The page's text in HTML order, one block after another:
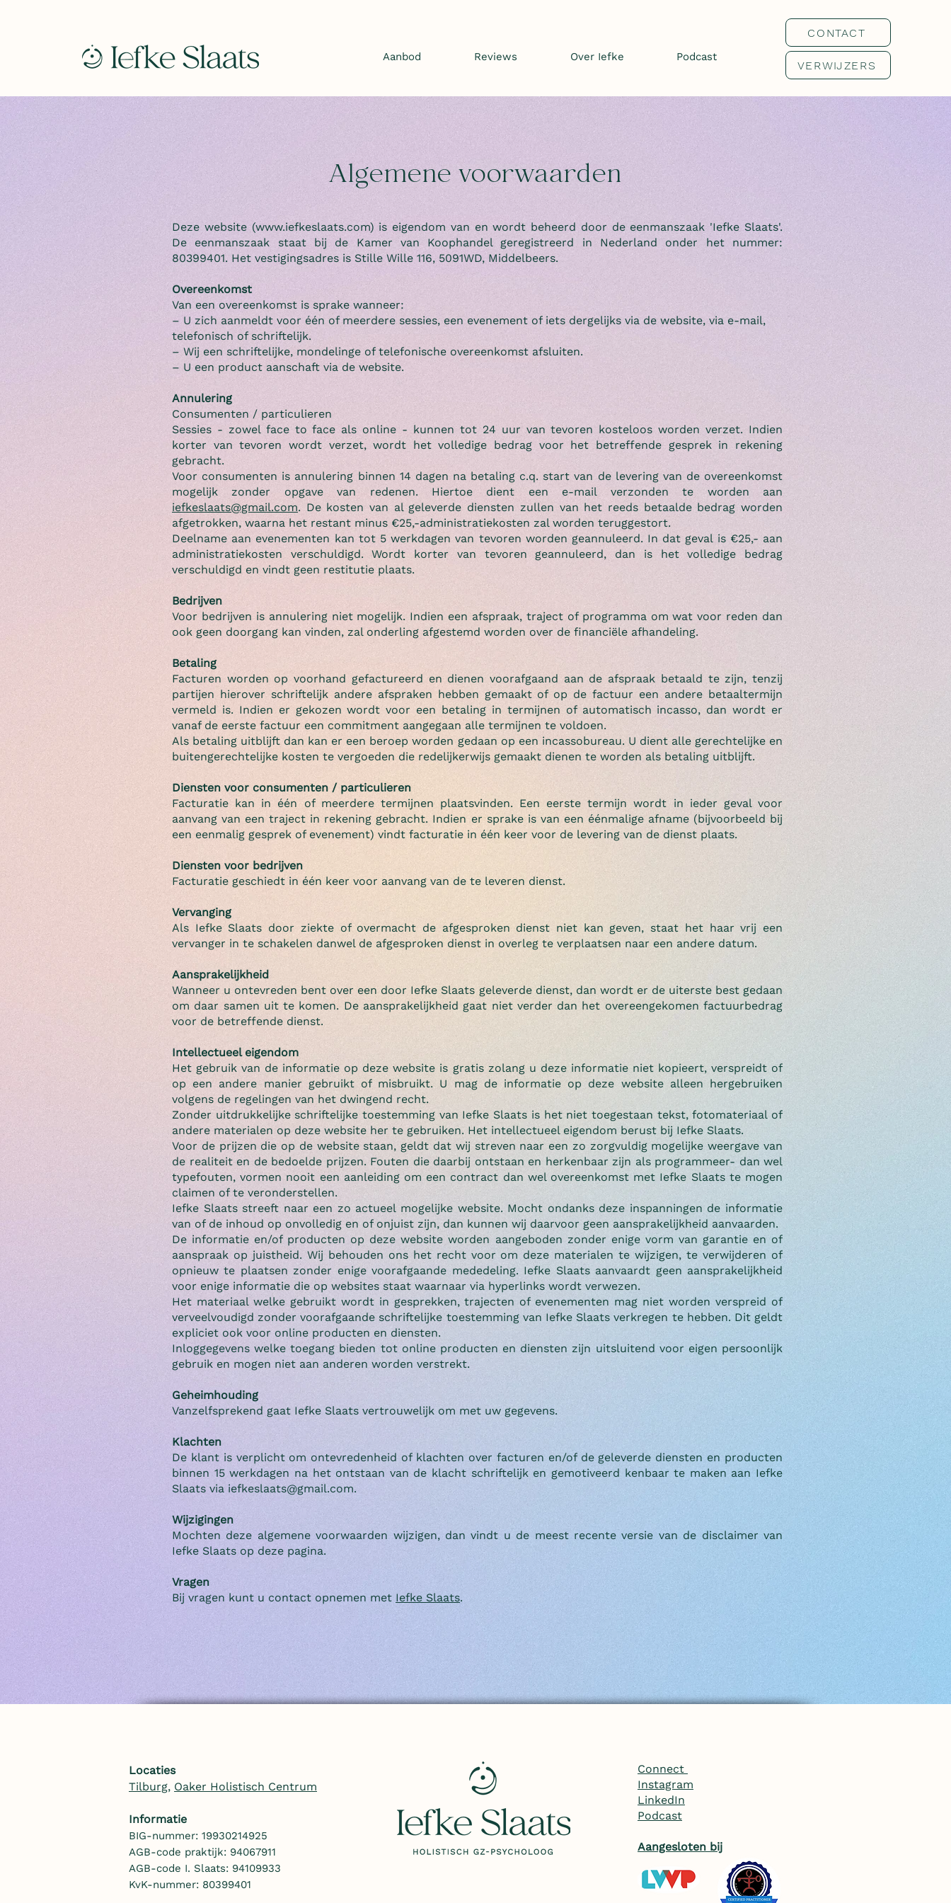
Aanbod Reviews Over Iefke Podcast
CONTACT
VERWIJZERS
Algemene voorwaarden
Deze website (www.iefkeslaats.com) is eigendom van en wordt beheerd door de eenmanszaak 'Iefke Slaats'.
De eenmanszaak staat bij de Kamer van Koophandel geregistreerd in Nederland onder het nummer:
80399401. Het vestigingsadres is Stille Wille 116, 5091WD, Middelbeers.
Overeenkomst
Van een overeenkomst is sprake wanneer:
– U zich aanmeldt voor één of meerdere sessies, een evenement of iets dergelijks via de website, via e-mail,
telefonisch of schriftelijk.
– Wij een schriftelijke, mondelinge of telefonische overeenkomst afsluiten.
– U een product aanschaft via de website.
Annulering
Consumenten / particulieren
Sessies - zowel face to face als online - kunnen tot 24 uur van tevoren kosteloos worden verzet. Indien
korter van tevoren wordt verzet, wordt het volledige bedrag voor het betreffende gesprek in rekening
gebracht.
Voor consumenten is annulering binnen 14 dagen na betaling c.q. start van de levering van de overeenkomst
mogelijk zonder opgave van redenen. Hiertoe dient een e-mail verzonden te worden aan
iefkeslaats@gmail.com. De kosten van al geleverde diensten zullen van het reeds betaalde bedrag worden
afgetrokken, waarna het restant minus €25,-administratiekosten zal worden teruggestort.
Deelname aan evenementen kan tot 5 werkdagen van tevoren worden geannuleerd. In dat geval is €25,- aan
administratiekosten verschuldigd. Wordt korter van tevoren geannuleerd, dan is het volledige bedrag
verschuldigd en vindt geen restitutie plaats.
Bedrijven
Voor bedrijven is annulering niet mogelijk. Indien een afspraak, traject of programma om wat voor reden dan
ook geen doorgang kan vinden, zal onderling afgestemd worden over de financiële afhandeling.
Betaling
Facturen worden op voorhand gefactureerd en dienen voorafgaand aan de afspraak betaald te zijn, tenzij
partijen hierover schriftelijk andere afspraken hebben gemaakt of op de factuur een andere betaaltermijn
vermeld is. Indien er gekozen wordt voor een betaling in termijnen of automatisch incasso, dan wordt er
vanaf de eerste factuur een commitment aangegaan alle termijnen te voldoen.
Als betaling uitblijft dan kan er een beroep worden gedaan op een incassobureau. U dient alle gerechtelijke en
buitengerechtelijke kosten te vergoeden die redelijkerwijs gemaakt dienen te worden als betaling uitblijft.
Diensten voor consumenten / particulieren
Facturatie kan in één of meerdere termijnen plaatsvinden. Een eerste termijn wordt in ieder geval voor
aanvang van een traject in rekening gebracht. Indien er sprake is van een éénmalige afname (bijvoorbeeld bij
een eenmalig gesprek of evenement) vindt facturatie in één keer voor de levering van de dienst plaats.
Diensten voor bedrijven
Facturatie geschiedt in één keer voor aanvang van de te leveren dienst.
Vervanging
Als Iefke Slaats door ziekte of overmacht de afgesproken dienst niet kan geven, staat het haar vrij een
vervanger in te schakelen danwel de afgesproken dienst in overleg te verplaatsen naar een andere datum.
Aansprakelijkheid
Wanneer u ontevreden bent over een door Iefke Slaats geleverde dienst, dan wordt er de uiterste best gedaan
om daar samen uit te komen. De aansprakelijkheid gaat niet verder dan het overeengekomen factuurbedrag
voor de betreffende dienst.
Intellectueel eigendom
Het gebruik van de informatie op deze website is gratis zolang u deze informatie niet kopieert, verspreidt of
op een andere manier gebruikt of misbruikt. U mag de informatie op deze website alleen hergebruiken
volgens de regelingen van het dwingend recht.
Zonder uitdrukkelijke schriftelijke toestemming van Iefke Slaats is het niet toegestaan tekst, fotomateriaal of
andere materialen op deze website her te gebruiken. Het intellectueel eigendom berust bij Iefke Slaats.
Voor de prijzen die op de website staan, geldt dat wij streven naar een zo zorgvuldig mogelijke weergave van
de realiteit en de bedoelde prijzen. Fouten die daarbij ontstaan en herkenbaar zijn als programmeer- dan wel
typefouten, vormen nooit een aanleiding om een contract dan wel overeenkomst met Iefke Slaats te mogen
claimen of te veronderstellen.
Iefke Slaats streeft naar een zo actueel mogelijke website. Mocht ondanks deze inspanningen de informatie
van of de inhoud op onvolledig en of onjuist zijn, dan kunnen wij daarvoor geen aansprakelijkheid aanvaarden.
De informatie en/of producten op deze website worden aangeboden zonder enige vorm van garantie en of
aanspraak op juistheid. Wij behouden ons het recht voor om deze materialen te wijzigen, te verwijderen of
opnieuw te plaatsen zonder enige voorafgaande mededeling. Iefke Slaats aanvaardt geen aansprakelijkheid
voor enige informatie die op websites staat waarnaar via hyperlinks wordt verwezen.
Het materiaal welke gebruikt wordt in gesprekken, trajecten of evenementen mag niet worden verspreid of
verveelvoudigd zonder voorafgaande schriftelijke toestemming van Iefke Slaats verkregen te hebben. Dit geldt
expliciet ook voor online producten en diensten.
Inloggegevens welke toegang bieden tot online producten en diensten zijn uitsluitend voor eigen persoonlijk
gebruik en mogen niet aan anderen worden verstrekt.
Geheimhouding
Vanzelfsprekend gaat Iefke Slaats vertrouwelijk om met uw gegevens.
Klachten
De klant is verplicht om ontevredenheid of klachten over facturen en/of de geleverde diensten en producten
binnen 15 werkdagen na het ontstaan van de klacht schriftelijk en gemotiveerd kenbaar te maken aan Iefke
Slaats via iefkeslaats@gmail.com.
Wijzigingen
Mochten deze algemene voorwaarden wijzigen, dan vindt u de meest recente versie van de disclaimer van
Iefke Slaats op deze pagina.
Vragen
Bij vragen kunt u contact opnemen met Iefke Slaats.
Locaties
Tilburg, Oaker Holistisch Centrum
Informatie
BIG-nummer: 19930214925
AGB-code praktijk: 94067911
AGB-code I. Slaats: 94109933
KvK-nummer: 80399401
Connect
Instagram
LinkedIn
Podcast
Aangesloten bij